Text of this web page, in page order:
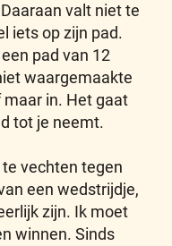
valt niet te
iets op zijn pad.
pad van 12
waargemaakte
in. Het gaat
tot je neemt.
vechten tegen
een wedstrijdje,
zijn. Ik moet
winnen. Sinds